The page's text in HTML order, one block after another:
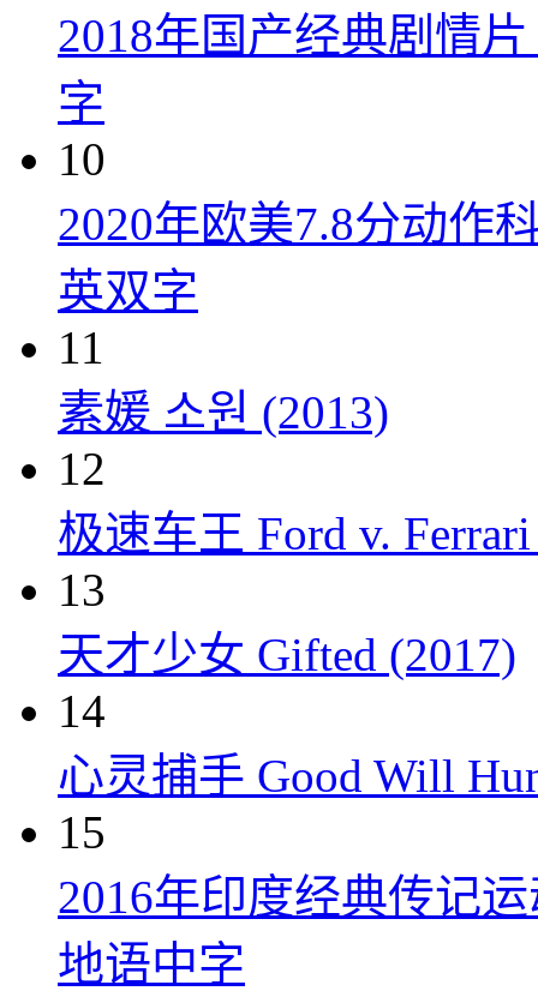
2018年国产经典剧情
字
10
2020年欧美7.8分动作
英双字
11
素媛 소원 (2013)
12
极速车王 Ford v.
13
天才少女 Gifted (2017)
14
心灵捕手 Good Will
15
2016年印度经典传记
地语中字